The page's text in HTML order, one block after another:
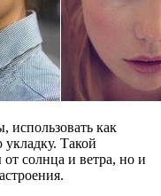
использовать как
Такой
солнца и ветра, но и